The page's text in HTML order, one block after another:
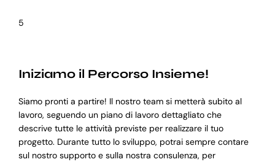
5
Iniziamo il Percorso Insieme!
Siamo pronti a partire! Il nostro team si metterà subito al
lavoro, seguendo un piano di lavoro dettagliato che
descrive tutte le attività previste per realizzare il tuo
progetto. Durante tutto lo sviluppo, potrai sempre contare
sul nostro supporto e sulla nostra consulenza, per